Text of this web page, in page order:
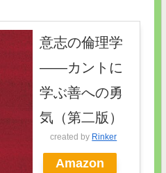
意志の倫理学
――カントに
学ぶ善への勇
気（第二版）
created by Rinker
Amazon